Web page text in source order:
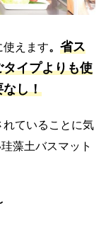
使えます。 省ス
イプよりも使
なし！
ていることに気
藻土バスマット